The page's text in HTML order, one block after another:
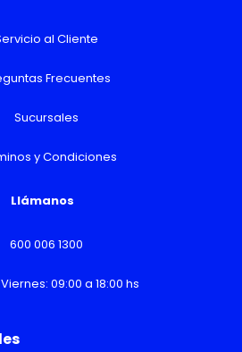
al Cliente
Frecuentes
Sucursales
y Condiciones
Llámanos
600 006 1300
09:00 a 18:00 hs